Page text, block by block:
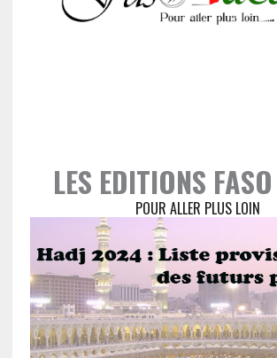
LES EDITIONS
POUR ALLER PLUS LOIN